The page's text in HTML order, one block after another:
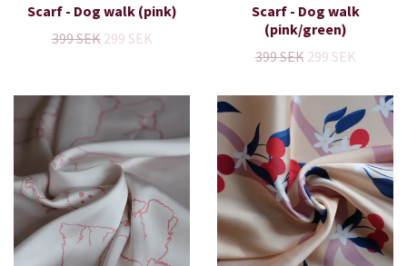
Scarf - Dog walk (pink)
399 SEK 299 SEK
Scarf - Dog walk
(pink/green)
399 SEK 299 SEK